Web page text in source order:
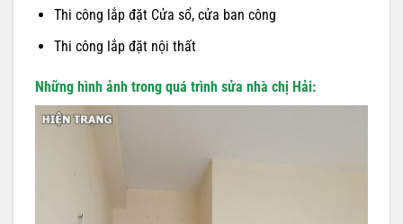
Thi công lắp đặt Cửa sổ, cửa ban công
Thi công lắp đặt nội thất
Những hình ảnh trong quá trình sửa nhà chị Hải: